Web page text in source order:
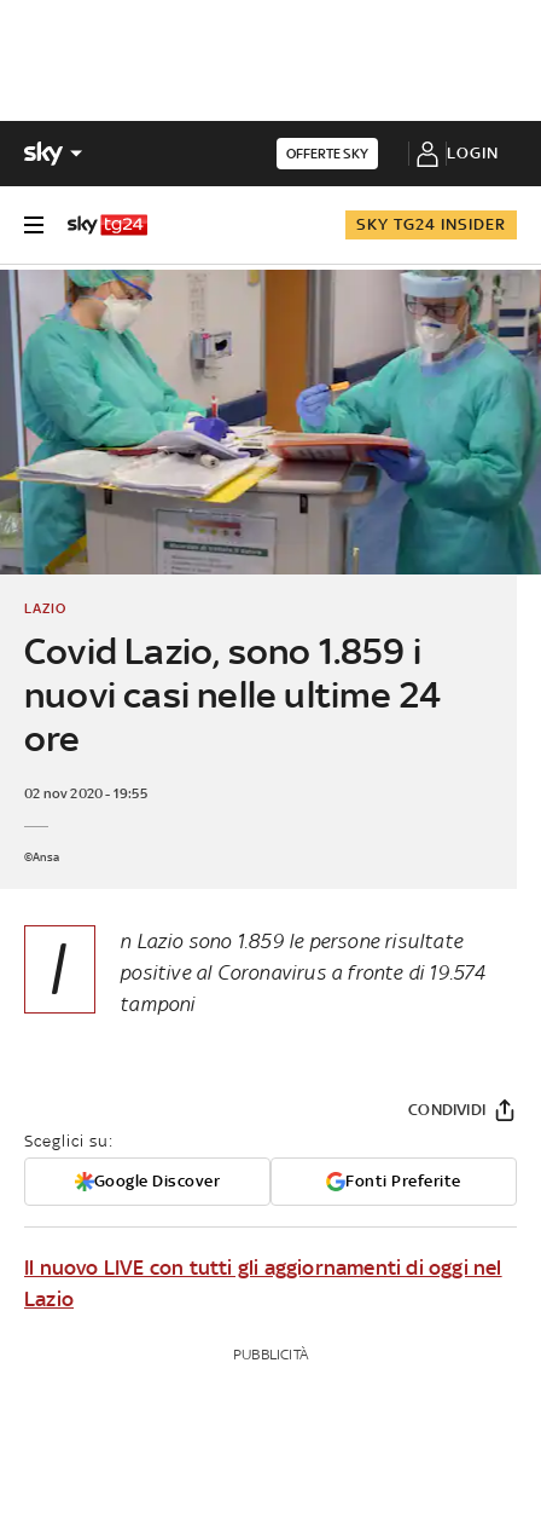
OFFERTE SKY LOGIN
SKY TG24 INSIDER
Covid Lazio, sono 1.859 i
nuovi casi nelle ultime 24
ore
LAZIO
02 nov 2020 - 19:55
©Ansa
I
n Lazio sono 1.859 le persone risultate
positive al Coronavirus a fronte di 19.574
tamponi
Sceglici su:
Google Discover Fonti Preferite
CONDIVIDI
Il nuovo LIVE con tutti gli aggiornamenti di oggi nel
Lazio
PUBBLICITÀ